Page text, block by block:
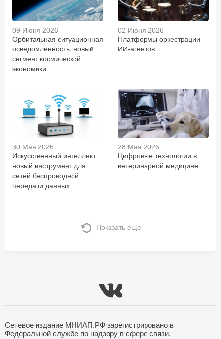
09 Июня 2026
Орбитальная ситуационная
осведомленность: новый
сегмент космической
экономики
02 Июня 2026
Платформы оркестрации
ИИ-агентов
30 Мая 2026
Искусственный интеллект:
новый инструмент для
сетей беспроводной
передачи данных
28 Мая 2026
Цифровые технологии в
ветеринарной медицине
Показать еще
Сетевое издание МНИАП.РФ зарегистрировано в
Федеральной службе по надзору в сфере связи,